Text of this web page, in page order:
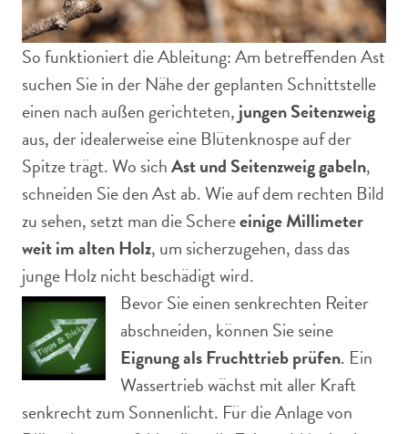
So funktioniert die Ableitung: Am betreffenden Ast
suchen Sie in der Nähe der geplanten Schnittstelle
einen nach außen gerichteten, jungen Seitenzweig
aus, der idealerweise eine Blütenknospe auf der
Spitze trägt. Wo sichAst und Seitenzweig gabeln,
schneiden Sie den Ast ab. Wie auf dem rechten Bild
zu sehen, setzt man die Schereeinige Millimeter
weit im alten Holz, um sicherzugehen, dass das
junge Holz nicht beschädigt wird.
Bevor Sie einen senkrechten Reiter
abschneiden, können Sie seine
Eignung als Fruchttrieb prüfen. Ein
Wassertrieb wächst mit aller Kraft
senkrecht zum Sonnenlicht. Für die Anlage von